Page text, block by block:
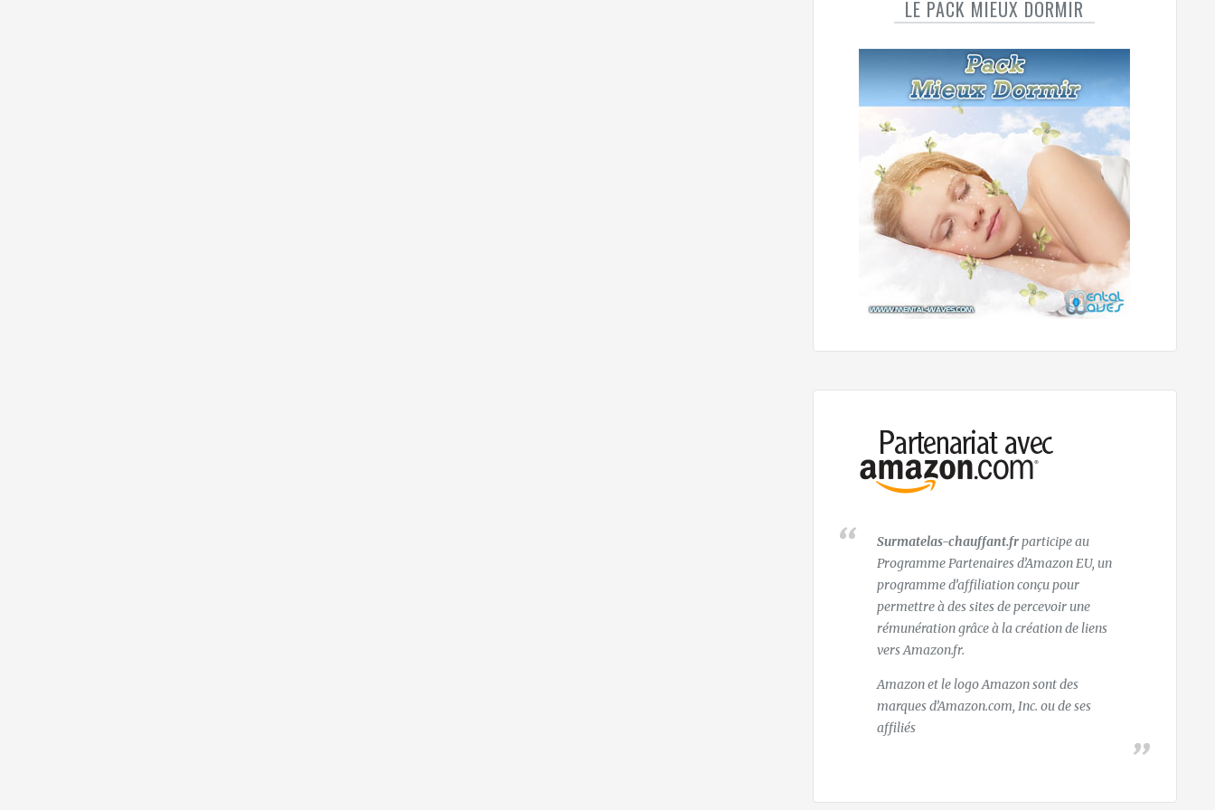
LE PACK MIEUX DORMIR
Surmatelas-chauffant.frparticipe au
Programme Partenaires d’Amazon EU, un
programme d’affiliation conçu pour
permettre à des sites de percevoir une
rémunération grâce à la création de liens
vers Amazon.fr.
Amazon et le logo Amazon sont des
marques d’Amazon.com, Inc. ou de ses
affiliés